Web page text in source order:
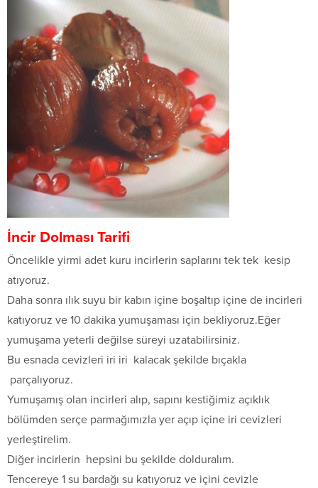
İncir Dolması Tarifi
Öncelikle yirmi adet kuru incirlerin saplarını tek tek kesip
atıyoruz.
Daha sonra ılık suyu bir kabın içine boşaltıp içine de incirleri
katıyoruz ve 10 dakika yumuşaması için bekliyoruz.Eğer
yumuşama yeterli değilse süreyi uzatabilirsiniz.
Bu esnada cevizleri iri iri kalacak şekilde bıçakla
parçalıyoruz.
Yumuşamış olan incirleri alıp, sapını kestiğimiz açıklık
bölümden serçe parmağımızla yer açıp içine iri cevizleri
yerleştirelim.
Diğer incirlerin hepsini bu şekilde dolduralım.
Tencereye 1 su bardağı su katıyoruz ve içini cevizle